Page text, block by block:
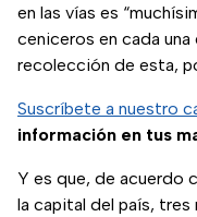
en las vías es
ceniceros en cada una
recolección de esta,
Suscríbete a nuestro
información en tus
Y es que, de acuerdo
la capital del país, tres